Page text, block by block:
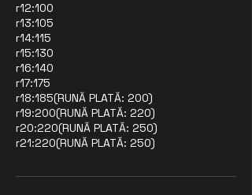
r12:100
r13:105
r14:115
r15:130
r16:140
r17:175
r18:185(RUNĂ PLATĂ: 200)
r19:200(RUNĂ PLATĂ: 220)
r20:220(RUNĂ PLATĂ: 250)
r21:220(RUNĂ PLATĂ: 250)